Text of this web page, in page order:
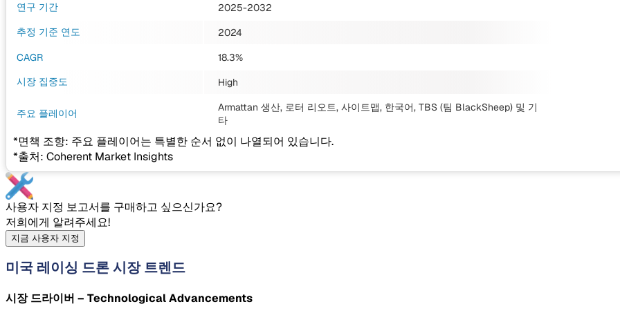
연구 기간
2025-2032
추정 기준 연도
2024
CAGR
18.3%
시장 집중도
High
주요 플레이어 Armattan 생산, 로터 리오트, 사이트맵, 한국어, TBS (팀 BlackSheep) 및 기
타
*면책 조항: 주요 플레이어는 특별한 순서 없이 나열되어 있습니다.
*출처: Coherent Market Insights
사용자 지정 보고서를 구매하고 싶으신가요?
저희에게 알려주세요!
지금 사용자 지정
미국 레이싱 드론 시장 트렌드
시장 드라이버 – Technological Advancements